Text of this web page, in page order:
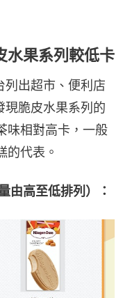
果系列較低卡
出超市、便利店
脆皮水果系列的
味相對高卡，一般
的代表。
由高至低排列）：